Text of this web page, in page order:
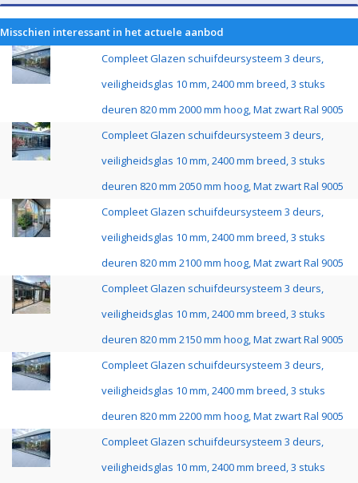
Misschien interessant in het actuele aanbod
Compleet Glazen schuifdeursysteem 3 deurs,
veiligheidsglas 10 mm, 2400 mm breed, 3 stuks
deuren 820 mm 2000 mm hoog, Mat zwart Ral 9005
Compleet Glazen schuifdeursysteem 3 deurs,
veiligheidsglas 10 mm, 2400 mm breed, 3 stuks
deuren 820 mm 2050 mm hoog, Mat zwart Ral 9005
Compleet Glazen schuifdeursysteem 3 deurs,
veiligheidsglas 10 mm, 2400 mm breed, 3 stuks
deuren 820 mm 2100 mm hoog, Mat zwart Ral 9005
Compleet Glazen schuifdeursysteem 3 deurs,
veiligheidsglas 10 mm, 2400 mm breed, 3 stuks
deuren 820 mm 2150 mm hoog, Mat zwart Ral 9005
Compleet Glazen schuifdeursysteem 3 deurs,
veiligheidsglas 10 mm, 2400 mm breed, 3 stuks
deuren 820 mm 2200 mm hoog, Mat zwart Ral 9005
Compleet Glazen schuifdeursysteem 3 deurs,
veiligheidsglas 10 mm, 2400 mm breed, 3 stuks